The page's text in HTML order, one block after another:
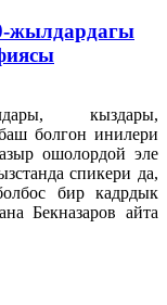
жылдардагы
кыздары,
болгон инилери
ошолордой эле
спикери да,
бир кадрдык
Бекназаров айта